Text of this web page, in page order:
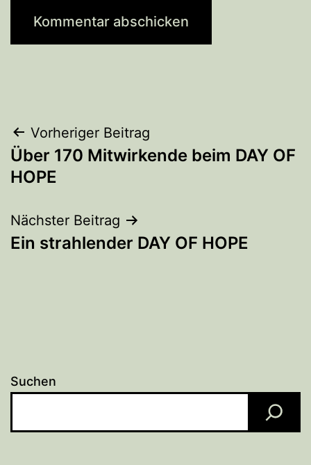
Beitrags-
Navigation
Vorheriger Beitrag
Über 170 Mitwirkende beim DAY OF
HOPE
Nächster Beitrag
Ein strahlender DAY OF HOPE
Suchen